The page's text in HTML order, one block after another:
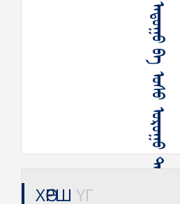
ᠠᠳᠤᠭᠤ ᠪᠠ ᠤᠰᠤ ᠤᠷᠤᠭᠤ ᠲᠠᠭᠤᠬᠤ
ХӨРШ ҮГ